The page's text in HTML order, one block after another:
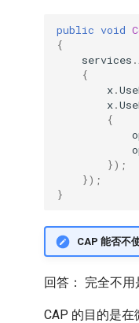
public void
{
services .
{
x.
x.
{
});
});
}
CAP 能否不
回答： 完全不用
CAP 的目的是